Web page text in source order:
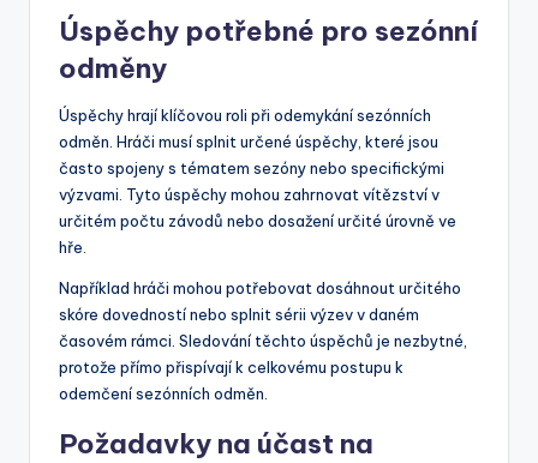
Úspěchy potřebné pro sezónní
odměny
Úspěchy hrají klíčovou roli při odemykání sezónních
odměn. Hráči musí splnit určené úspěchy, které jsou
často spojeny s tématem sezóny nebo specifickými
výzvami. Tyto úspěchy mohou zahrnovat vítězství v
určitém počtu závodů nebo dosažení určité úrovně ve
hře.
Například hráči mohou potřebovat dosáhnout určitého
skóre dovedností nebo splnit sérii výzev v daném
časovém rámci. Sledování těchto úspěchů je nezbytné,
protože přímo přispívají k celkovému postupu k
odemčení sezónních odměn.
Požadavky na účast na